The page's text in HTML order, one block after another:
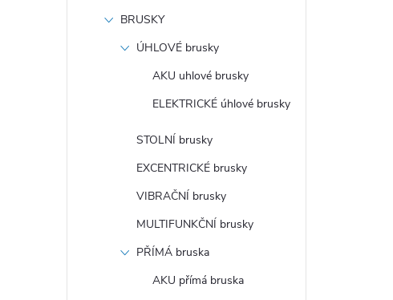
BRUSKY
ÚHLOVÉ brusky
AKU uhlové brusky
ELEKTRICKÉ úhlové brusky
STOLNÍ brusky
EXCENTRICKÉ brusky
VIBRAČNÍ brusky
MULTIFUNKČNÍ brusky
PŘÍMÁ bruska
AKU přímá bruska